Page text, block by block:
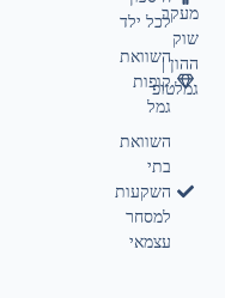
לכל ילד
השוואת
קופות
גמל
השוואת
בתי
השקעות
למסחר
עצמאי
מעקב
שוק
ההון |
גמלטופ